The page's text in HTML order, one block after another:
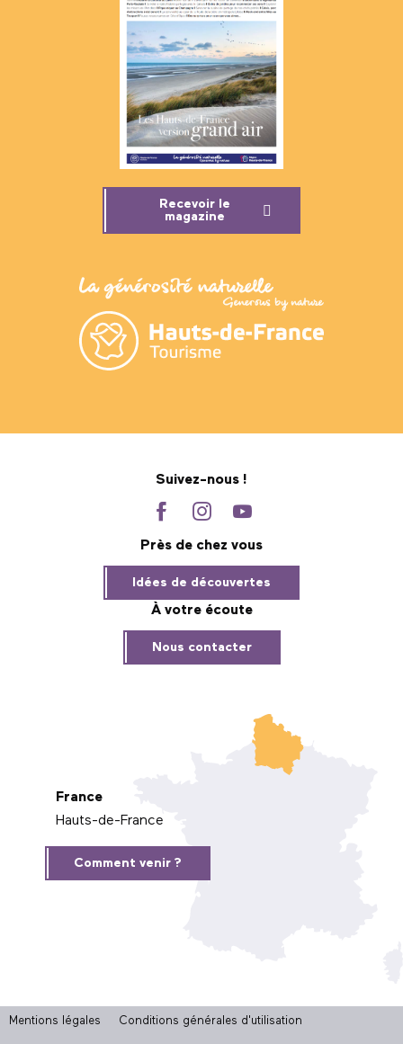
Recevoir le
magazine
Suivez-nous !
Près de chez vous
Idées de découvertes
À votre écoute
Nous contacter
France
Hauts-de-France
Comment venir ?
Mentions légales Conditions générales d'utilisation